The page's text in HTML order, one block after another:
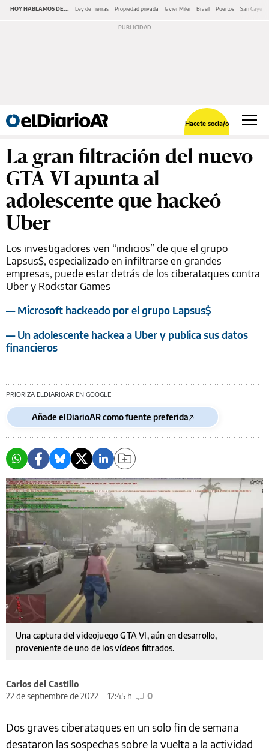
HOY HABLAMOS DE... Ley de Tierras Propiedad privada Javier Milei Brasil Puertos San
Hacete socia/o
La gran filtración del nuevo
GTA VI apunta al
adolescente que hackeó
Uber
Los investigadores ven “indicios” de que el grupo
Lapsus$, especializado en infiltrarse en grandes
empresas, puede estar detrás de los ciberataques contra
Uber y Rockstar Games
— Microsoft hackeado por el grupo Lapsus$
— Un adolescente hackea a Uber y publica sus datos
financieros
PRIORIZA ELDIARIOAR EN GOOGLE
Añade elDiarioAR como fuente preferida
Una captura del videojuego GTA VI, aún en desarrollo,
proveniente de uno de los vídeos filtrados.
Carlos del Castillo
22 de septiembre de 2022
12:45 h 0
Dos graves ciberataques en un solo fin de semana
desataron las sospechas sobre la vuelta a la actividad